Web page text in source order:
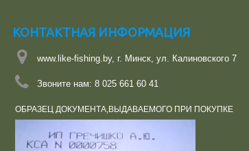
КОНТАКТНАЯ ИНФОРМАЦИЯ
www.like-fishing.by, г. Минск, ул. Калиновского 7
Звоните нам: 8 025 661 60 41
ОБРАЗЕЦ ДОКУМЕНТА,ВЫДАВАЕМОГО ПРИ ПОКУПКЕ